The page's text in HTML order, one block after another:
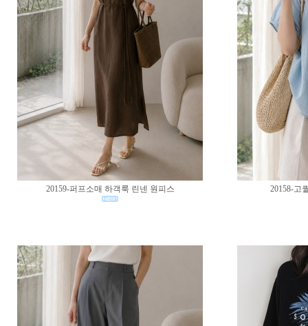
20159-퍼프소매 하객룩 린넨 원피스 20158-고